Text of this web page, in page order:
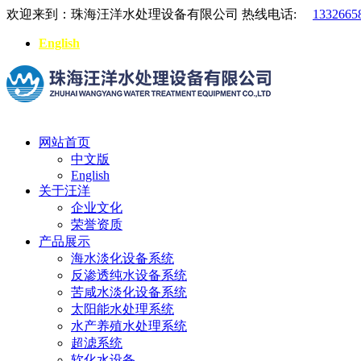
欢迎来到：珠海汪洋水处理设备有限公司 热线电话:
English
网站首页
中文版
English
关于汪洋
企业文化
荣誉资质
产品展示
海水淡化设备系统
反渗透纯水设备系统
苦咸水淡化设备系统
太阳能水处理系统
水产养殖水处理系统
超滤系统